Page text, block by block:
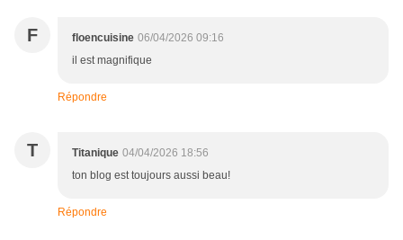
F floencuisine 06/04/2026 09:16
il est magnifique
Répondre
T Titanique 04/04/2026 18:56
ton blog est toujours aussi beau!
Répondre